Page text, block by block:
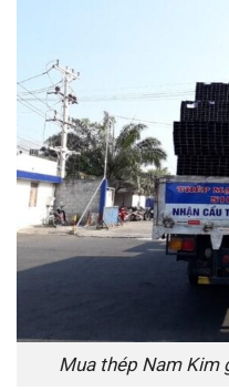
Mua thép Nam Kim